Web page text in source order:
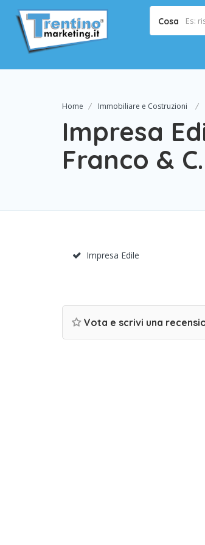
Cosa
Home Immobiliare e Costruzioni
Impresa
Franco &
Impresa Edile
Vota e scrivi una